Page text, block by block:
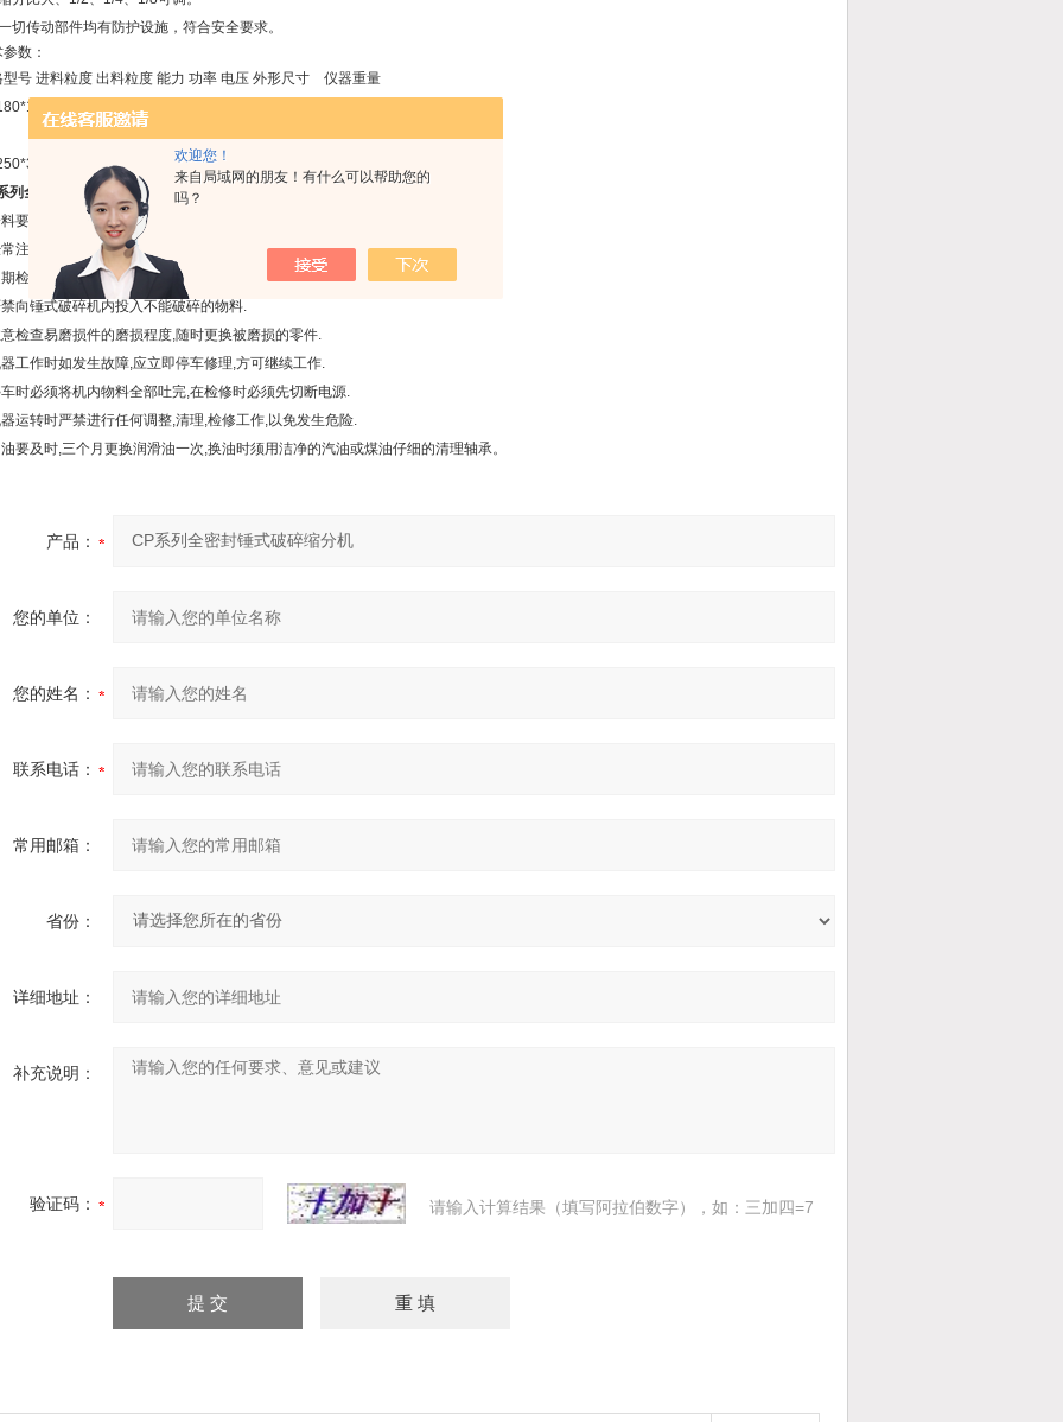
欢迎您！
来自局域网的朋友！有什么可以帮助您的
吗？
切传动部件均有防护设施，符合安全要求。
数：
型号 进料粒度 出料粒度 能力 功率 电压 外形尺寸 仪器重量
＜70mm ≤6mm 0.3-0.5T/H 1.5W 380 700*500*800mm 160kg
＜140mm ≤13mm 0.6-1.5T/H 3W 380 900*800*1360mm 300kg
列全密封锤式破碎缩分机
维护及注意事项：
要均匀,防止产生超负现象.
注意各紧固件的固定和松紧情况.
检查筛条情况,如有堵塞应立即清除.
向锤式破碎机内投入不能破碎的物料.
检查易磨损件的磨损程度,随时更换被磨损的零件.
工作时如发生故障,应立即停车修理,方可继续工作.
时必须将机内物料全部吐完,在检修时必须先切断电源.
运转时严禁进行任何调整,清理,检修工作,以免发生危险.
要及时,三个月更换润滑油一次,换油时须用洁净的汽油或煤油仔细的清理轴承。
产品：
您的单位：
您的姓名：
联系电话：
常用邮箱：
省份：
详细地址：
补充说明：
验证码： 请输入计算结果（填写阿拉伯数字），如：三加四=7